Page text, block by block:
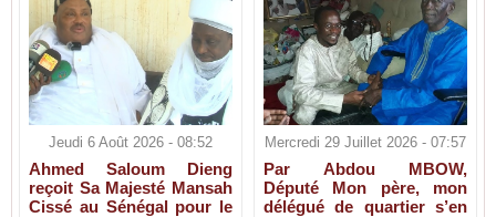
Jeudi 6 Août 2026 - 08:52
Ahmed Saloum Dieng
reçoit Sa Majesté Mansah
Cissé au Sénégal pour le
Mercredi 29 Juillet 2026 - 07:57
Par Abdou MBOW,
Député Mon père, mon
délégué de quartier s’en